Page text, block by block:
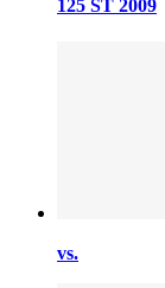
125 ST 2009
vs.